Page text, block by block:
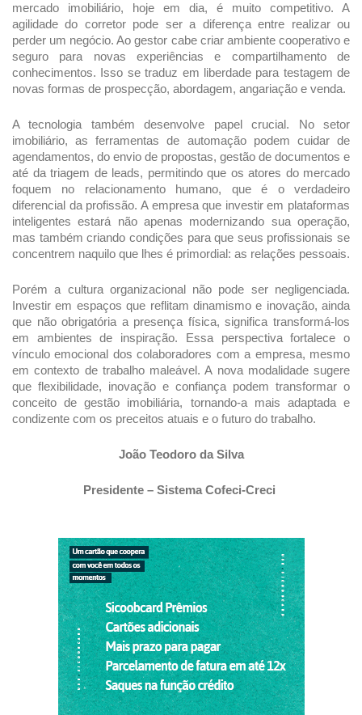
mercado imobiliário, hoje em dia, é muito competitivo. A
agilidade do corretor pode ser a diferença entre realizar ou
perder um negócio. Ao gestor cabe criar ambiente cooperativo e
seguro para novas experiências e compartilhamento de
conhecimentos. Isso se traduz em liberdade para testagem de
novas formas de prospecção, abordagem, angariação e venda.
A tecnologia também desenvolve papel crucial. No setor
imobiliário, as ferramentas de automação podem cuidar de
agendamentos, do envio de propostas, gestão de documentos e
até da triagem de leads, permitindo que os atores do mercado
foquem no relacionamento humano, que é o verdadeiro
diferencial da profissão. A empresa que investir em plataformas
inteligentes estará não apenas modernizando sua operação,
mas também criando condições para que seus profissionais se
concentrem naquilo que lhes é primordial: as relações pessoais.
Porém a cultura organizacional não pode ser negligenciada.
Investir em espaços que reflitam dinamismo e inovação, ainda
que não obrigatória a presença física, significa transformá-los
em ambientes de inspiração. Essa perspectiva fortalece o
vínculo emocional dos colaboradores com a empresa, mesmo
em contexto de trabalho maleável. A nova modalidade sugere
que flexibilidade, inovação e confiança podem transformar o
conceito de gestão imobiliária, tornando-a mais adaptada e
condizente com os preceitos atuais e o futuro do trabalho.
João Teodoro da Silva
Presidente – Sistema Cofeci-Creci